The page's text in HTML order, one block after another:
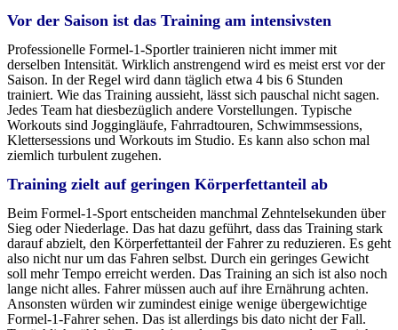
Vor der Saison ist das Training am intensivsten
Professionelle Formel-1-Sportler trainieren nicht immer mit
derselben Intensität. Wirklich anstrengend wird es meist erst vor der
Saison. In der Regel wird dann täglich etwa 4 bis 6 Stunden
trainiert. Wie das Training aussieht, lässt sich pauschal nicht sagen.
Jedes Team hat diesbezüglich andere Vorstellungen. Typische
Workouts sind Joggingläufe, Fahrradtouren, Schwimmsessions,
Klettersessions und Workouts im Studio. Es kann also schon mal
ziemlich turbulent zugehen.
Training zielt auf geringen Körperfettanteil ab
Beim Formel-1-Sport entscheiden manchmal Zehntelsekunden über
Sieg oder Niederlage. Das hat dazu geführt, dass das Training stark
darauf abzielt, den Körperfettanteil der Fahrer zu reduzieren. Es geht
also nicht nur um das Fahren selbst. Durch ein geringes Gewicht
soll mehr Tempo erreicht werden. Das Training an sich ist also noch
lange nicht alles. Fahrer müssen auch auf ihre Ernährung achten.
Ansonsten würden wir zumindest einige wenige übergewichtige
Formel-1-Fahrer sehen. Das ist allerdings bis dato nicht der Fall.